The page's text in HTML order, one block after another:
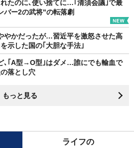
たのに､使い捨てに…｢清須会議｣で最
バー2の武将"の転落劇
やかだったが…習近平を激怒させた高
示した国の｢大胆な手法｣
､｢A型→O型｣はダメ…誰にでも輸血で
落とし穴
もっと見る
ライフの